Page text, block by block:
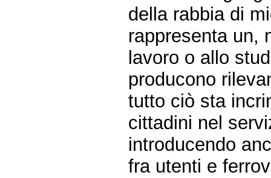
della rabbia di
rappresenta un,
lavoro o allo
producono
tutto ciò sta
cittadini nel
introducendo
fra utenti e